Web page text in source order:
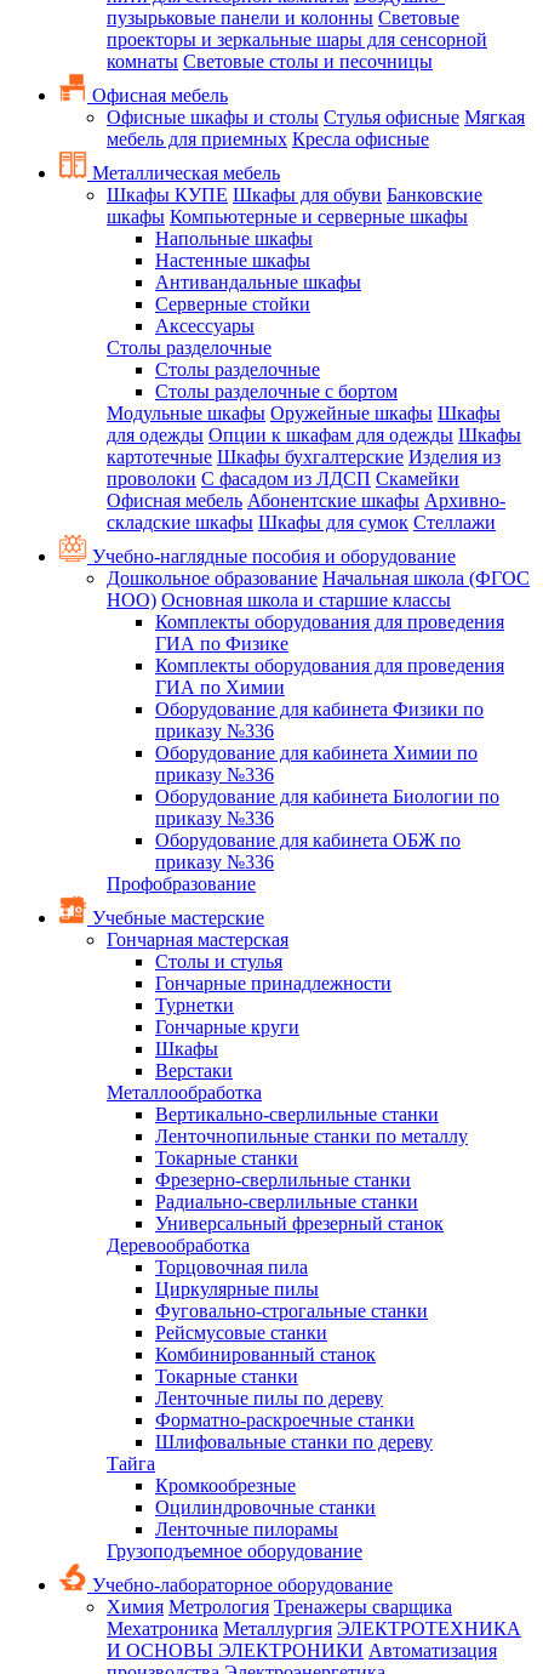
пузырьковые панели и колонны Световые
проекторы и зеркальные шары для сенсорной
комнаты Световые столы и песочницы
Офисная мебель
Офисные шкафы и столы Стулья офисные Мягкая
мебель для приемных Кресла офисные
Металлическая мебель
Шкафы КУПЕ Шкафы для обуви Банковские
шкафы Компьютерные и серверные шкафы
Напольные шкафы
Настенные шкафы
Антивандальные шкафы
Серверные стойки
Аксессуары
Столы разделочные
Столы разделочные
Столы разделочные с бортом
Модульные шкафы Оружейные шкафы Шкафы
для одежды Опции к шкафам для одежды Шкафы
картотечные Шкафы бухгалтерские Изделия из
проволоки С фасадом из ЛДСП Скамейки
Офисная мебель Абонентские шкафы Архивно-
складские шкафы Шкафы для сумок Стеллажи
Учебно-наглядные пособия и оборудование
Дошкольное образование Начальная школа (ФГОС
НОО) Основная школа и старшие классы
Комплекты оборудования для проведения
ГИА по Физике
Комплекты оборудования для проведения
ГИА по Химии
Оборудование для кабинета Физики по
приказу №336
Оборудование для кабинета Химии по
приказу №336
Оборудование для кабинета Биологии по
приказу №336
Оборудование для кабинета ОБЖ по
приказу №336
Профобразование
Учебные мастерские
Гончарная мастерская
Столы и стулья
Гончарные принадлежности
Турнетки
Гончарные круги
Шкафы
Верстаки
Металлообработка
Вертикально-сверлильные станки
Ленточнопильные станки по металлу
Токарные станки
Фрезерно-сверлильные станки
Радиально-сверлильные станки
Универсальный фрезерный станок
Деревообработка
Торцовочная пила
Циркулярные пилы
Фуговально-строгальные станки
Рейсмусовые станки
Комбинированный станок
Токарные станки
Ленточные пилы по дереву
Форматно-раскроечные станки
Шлифовальные станки по дереву
Тайга
Кромкообрезные
Оцилиндровочные станки
Ленточные пилорамы
Грузоподъемное оборудование
Учебно-лабораторное оборудование
Химия Метрология Тренажеры сварщика
Мехатроника Металлургия ЭЛЕКТРОТЕХНИКА
И ОСНОВЫ ЭЛЕКТРОНИКИ Автоматизация